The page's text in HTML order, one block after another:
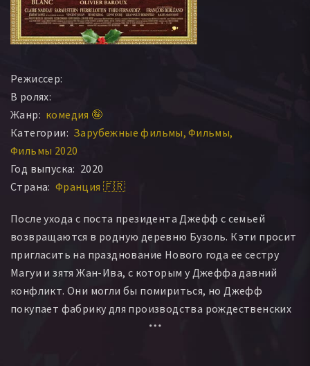
Режиссер:
В ролях:
Жанр: комедия 🤪
Категории: Зарубежные фильмы Фильмы
Фильмы 2020
Год выпуска: 2020
Страна: Франция 🇫🇷
После ухода с поста президента Джефф с семьей
возвращаются в родную деревню Бузоль. Кэти просит
пригласить на празднование Нового года ее сестру
Магуи и зятя Жан-Ива, с которым у Джеффа давний
конфликт. Они могли бы помириться, но Джефф
покупает фабрику для производства рождественских
игрушек, а Жан-Ив, работающий на большой